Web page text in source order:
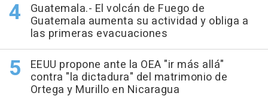
Guatemala.- El volcán de Fuego de
Guatemala aumenta su actividad y obliga a
las primeras evacuaciones
EEUU propone ante la OEA "ir más allá"
contra "la dictadura" del matrimonio de
Ortega y Murillo en Nicaragua